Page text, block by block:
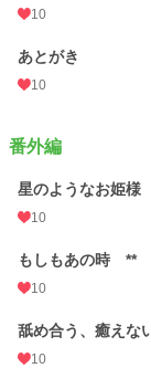
10
あとがき
10
番外編
星のようなお姫様
10
もしもあの時 **
10
舐め合う、癒えな
10